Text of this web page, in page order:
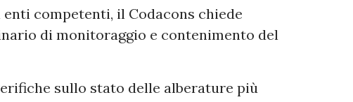
competenti, il Codacons chiede
di monitoraggio e contenimento del
sullo stato delle alberature più